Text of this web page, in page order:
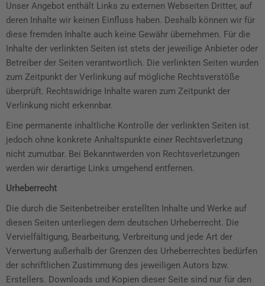
Unser Angebot enthält Links zu externen Webseiten Dritter, auf
deren Inhalte wir keinen Einfluss haben. Deshalb können wir für
diese fremden Inhalte auch keine Gewähr übernehmen. Für die
Inhalte der verlinkten Seiten ist stets der jeweilige Anbieter oder
Betreiber der Seiten verantwortlich. Die verlinkten Seiten wurden
zum Zeitpunkt der Verlinkung auf mögliche Rechtsverstöße
überprüft. Rechtswidrige Inhalte waren zum Zeitpunkt der
Verlinkung nicht erkennbar.
Eine permanente inhaltliche Kontrolle der verlinkten Seiten ist
jedoch ohne konkrete Anhaltspunkte einer Rechtsverletzung
nicht zumutbar. Bei Bekanntwerden von Rechtsverletzungen
werden wir derartige Links umgehend entfernen.
Urheberrecht
Die durch die Seitenbetreiber erstellten Inhalte und Werke auf
diesen Seiten unterliegen dem deutschen Urheberrecht. Die
Vervielfältigung, Bearbeitung, Verbreitung und jede Art der
Verwertung außerhalb der Grenzen des Urheberrechtes bedürfen
der schriftlichen Zustimmung des jeweiligen Autors bzw.
Erstellers. Downloads und Kopien dieser Seite sind nur für den